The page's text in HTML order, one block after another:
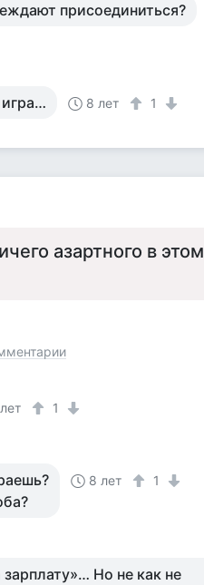
присоединиться?
8 лет 1
азартного в этом
1
8 лет 1
Но не как не